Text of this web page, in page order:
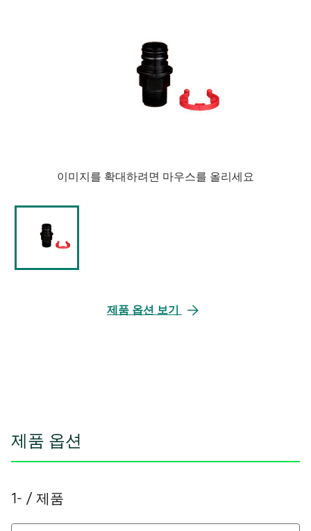
이미지를 확대하려면 마우스를 올리세요
제품 옵션 보기
제품 옵션
1- / 제품